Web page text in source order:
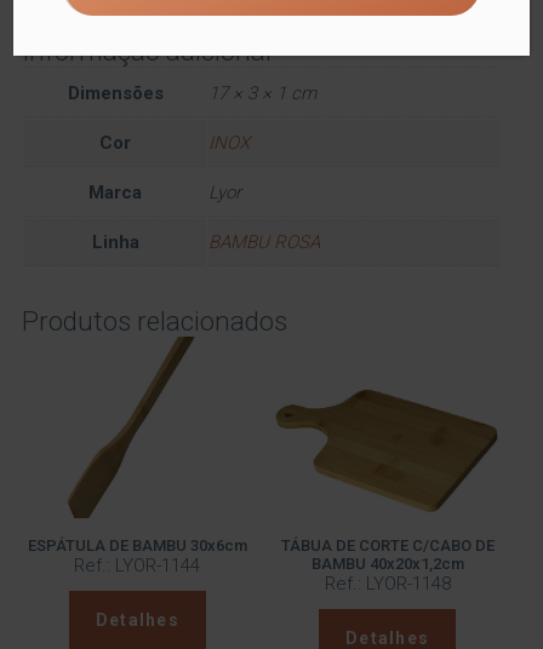
Informação adicional
Dimensões 17 × 3 × 1 cm
Cor INOX
Marca Lyor
Linha BAMBU ROSA
Produtos relacionados
ESPÁTULA DE BAMBU 30x6cm
Ref.: LYOR-1144
Detalhes
TÁBUA DE CORTE C/CABO DE
BAMBU 40x20x1,2cm
Ref.: LYOR-1148
Detalhes